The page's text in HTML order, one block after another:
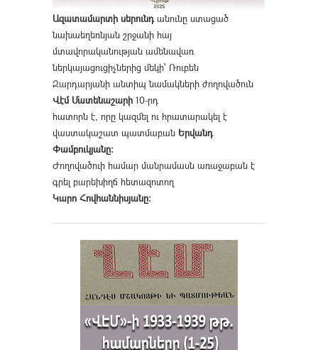
Ազատամարտի սերունդանունը ստացած
նախաեղեռնյան շրջանի հայ
մտավորականության ամենավառ
ներկայացուցիչներից մեկի՝ Ռուբեն
Զարդարյանի անտիպ նամակների ժողովածուն
Վէմ Մատենաշարի 10-րդ
հատորն է, որը կազմել ու հրատարակել է
վաստակաշատ պատմաբան Երվանդ
Փամբուկյանը։
Ժողովածուի համար մանրամասն առաջաբան է
գրել բարեխիղճ հետազոտող
Կարո Հովհաննիսյանը։